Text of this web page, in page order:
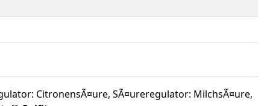
CitronensÃ¤ure, SÃ¤ureregulator: MilchsÃ¤ure,